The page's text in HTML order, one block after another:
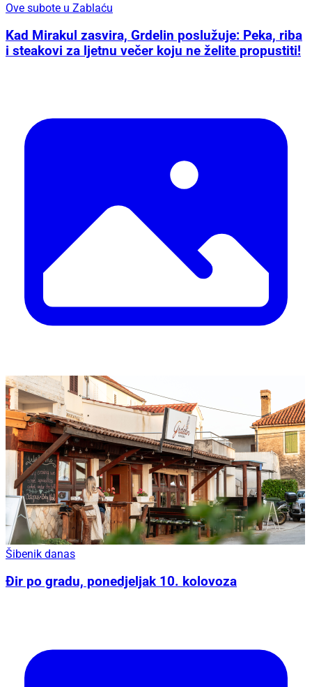
Ove subote u Zablaću
Kad Mirakul zasvira, Grdelin poslužuje: Peka, riba
i steakovi za ljetnu večer koju ne želite propustiti!
Šibenik danas
Đir po gradu, ponedjeljak 10. kolovoza